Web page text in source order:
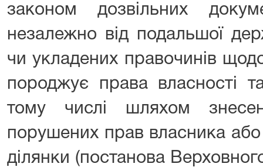
законом дозвільних
незалежно від подальшої
чи укладених правочинів
породжує права власності
тому числі шляхом
порушених прав власника або
ділянки (постанова